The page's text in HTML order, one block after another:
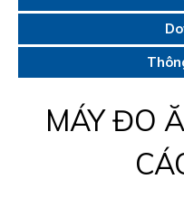
MÁY ĐO